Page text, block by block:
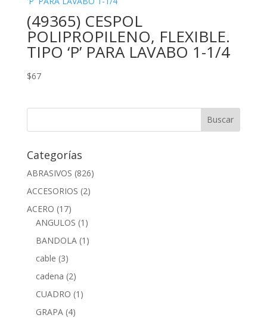
(49365) CESPOL
POLIPROPILENO, FLEXIBLE.
TIPO ‘P’ PARA LAVABO 1-1/4
$67
Categorías
ABRASIVOS (826)
ACCESORIOS (2)
ACERO (17)
ANGULOS (1)
BANDOLA (1)
cable (3)
cadena (2)
CUADRO (1)
GRAPA (4)